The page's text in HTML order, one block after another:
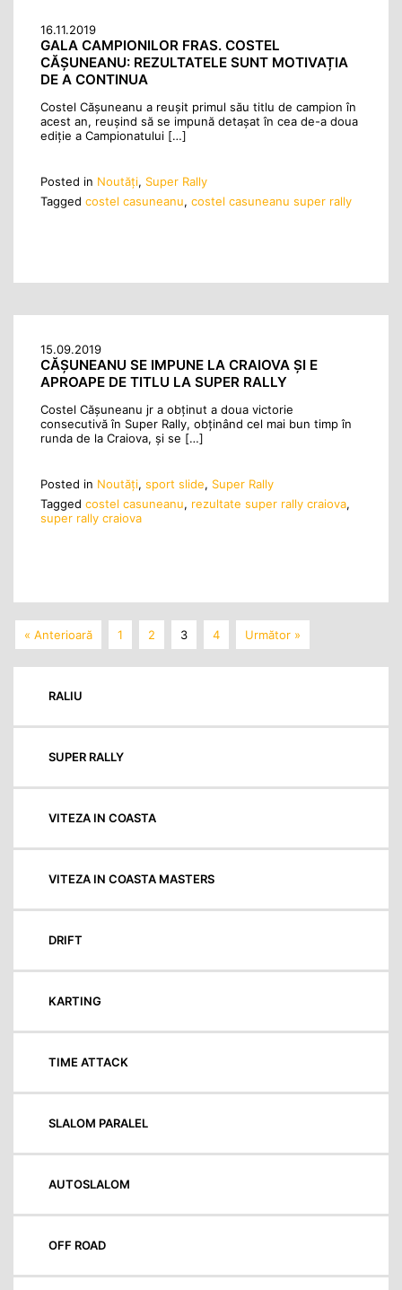
16.11.2019
GALA CAMPIONILOR FRAS. COSTEL
CĂȘUNEANU: REZULTATELE SUNT MOTIVAȚIA
DE A CONTINUA
Costel Cășuneanu a reușit primul său titlu de campion în
acest an, reușind să se impună detașat în cea de-a doua
ediție a Campionatului […]
Posted in Noutăţi, Super Rally
Tagged costel casuneanu, costel casuneanu super rally
15.09.2019
CĂȘUNEANU SE IMPUNE LA CRAIOVA ȘI E
APROAPE DE TITLU LA SUPER RALLY
Costel Cășuneanu jr a obținut a doua victorie
consecutivă în Super Rally, obținând cel mai bun timp în
runda de la Craiova, și se […]
Posted in Noutăţi, sport slide, Super Rally
Tagged costel casuneanu, rezultate super rally craiova,
super rally craiova
« Anterioară 1 2 3 4 Următor »
RALIU
SUPER RALLY
VITEZA IN COASTA
VITEZA IN COASTA MASTERS
DRIFT
KARTING
TIME ATTACK
SLALOM PARALEL
AUTOSLALOM
OFF ROAD